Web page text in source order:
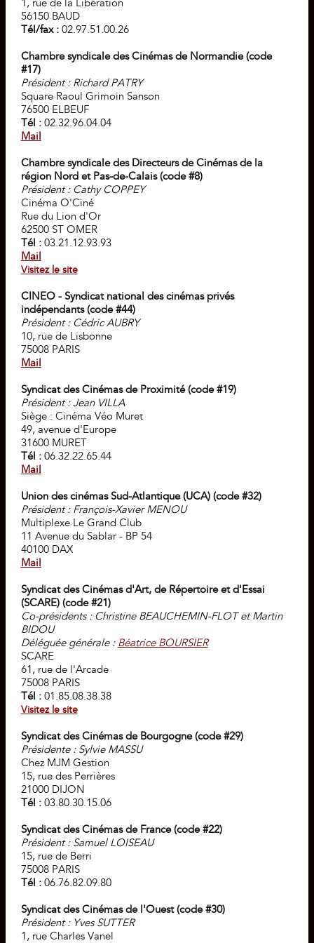
1, rue de la Libération
56150 BAUD
Tél/fax :02.97.51.00.26
Chambre syndicale des Cinémas de Normandie (code
#17)
Président : Richard PATRY
Square Raoul Grimoin Sanson
76500 ELBEUF
Tél :02.32.96.04.04
Mail
Chambre syndicale des Directeurs de Cinémas de la
région Nord et Pas-de-Calais (code #8)
Président : Cathy COPPEY
Cinéma O'Ciné
Rue du Lion d'Or
62500 ST OMER
Tél :03.21.12.93.93
Mail
Visitez le site
CINEO - Syndicat national des cinémas privés
indépendants (code #44)
Président : Cédric AUBRY
10, rue de Lisbonne
75008 PARIS
Mail
Syndicat des Cinémas de Proximité (code #19)
Président : Jean VILLA
Siège : Cinéma Véo Muret
49, avenue d'Europe
31600 MURET
Tél :06.32.22.65.44
Mail
Union des cinémas Sud-Atlantique (UCA) (code #32)
Président : François-Xavier MENOU
Multiplexe Le Grand Club
11 Avenue du Sablar - BP 54
40100 DAX
Mail
Syndicat des Cinémas d'Art, de Répertoire et d'Essai
(SCARE) (code #21)
Co-présidents : Christine BEAUCHEMIN-FLOT et Martin
BIDOU
Déléguée générale : Béatrice BOURSIER
SCARE
61, rue de l'Arcade
75008 PARIS
Tél :01.85.08.38.38
Visitez le site
Syndicat des Cinémas de Bourgogne (code #29)
Présidente : Sylvie MASSU
Chez MJM Gestion
15, rue des Perrières
21000 DIJON
Tél :03.80.30.15.06
Syndicat des Cinémas de France (code #22)
Président : Samuel LOISEAU
15, rue de Berri
75008 PARIS
Tél :06.76.82.09.80
Syndicat des Cinémas de l'Ouest (code #30)
Président : Yves SUTTER
1, rue Charles Vanel